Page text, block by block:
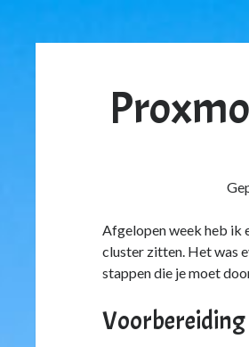
World
Berichten
Afgelopen week heb ik
cluster zitten. Het was
stappen die je moet